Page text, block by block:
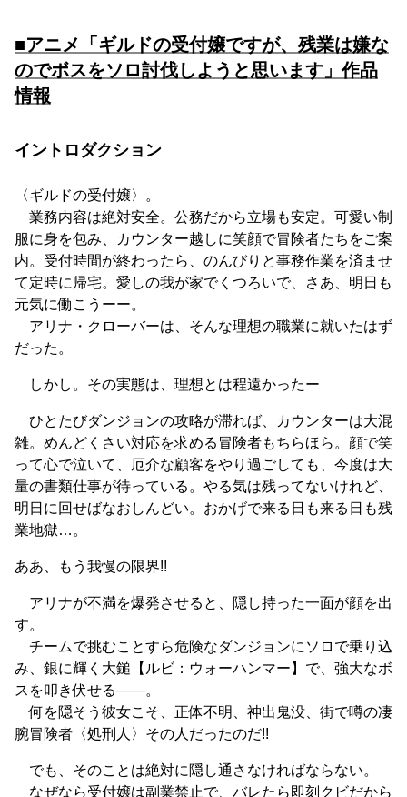
■アニメ「ギルドの受付嬢ですが、残業は嫌な
のでボスをソロ討伐しようと思います」作品
情報
イントロダクション
〈ギルドの受付嬢〉。
業務内容は絶対安全。公務だから立場も安定。可愛い制
服に身を包み、カウンター越しに笑顔で冒険者たちをご案
内。受付時間が終わったら、のんびりと事務作業を済ませ
て定時に帰宅。愛しの我が家でくつろいで、さあ、明日も
元気に働こうーー。
アリナ・クローバーは、そんな理想の職業に就いたはず
だった。
しかし。その実態は、理想とは程遠かったー
ひとたびダンジョンの攻略が滞れば、カウンターは大混
雑。めんどくさい対応を求める冒険者もちらほら。顔で笑
って心で泣いて、厄介な顧客をやり過ごしても、今度は大
量の書類仕事が待っている。やる気は残ってないけれど、
明日に回せばなおしんどい。おかげで来る日も来る日も残
業地獄…。
ああ、もう我慢の限界!!
アリナが不満を爆発させると、隠し持った一面が顔を出
す。
チームで挑むことすら危険なダンジョンにソロで乗り込
み、銀に輝く大鎚【ルビ：ウォーハンマー】で、強大なボ
スを叩き伏せる――。
何を隠そう彼女こそ、正体不明、神出鬼没、街で噂の凄
腕冒険者〈処刑人〉その人だったのだ!!
でも、そのことは絶対に隠し通さなければならない。
なぜなら受付嬢は副業禁止で、バレたら即刻クビだから